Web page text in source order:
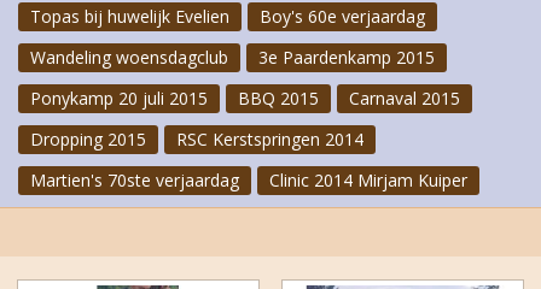
Topas bij huwelijk Evelien
Boy's 60e verjaardag
Wandeling woensdagclub
3e Paardenkamp 2015
Ponykamp 20 juli 2015
BBQ 2015
Carnaval 2015
Dropping 2015
RSC Kerstspringen 2014
Martien's 70ste verjaardag
Clinic 2014 Mirjam Kuiper